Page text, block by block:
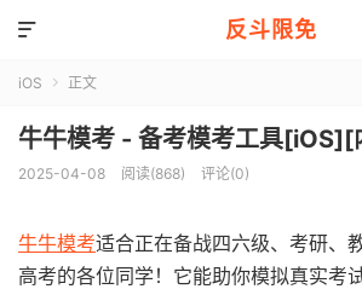
反斗限免

iOS  正文
牛牛模考 - 备考模考工具[iOS][
2025-04-08 阅读(868) 评论(0)
牛牛模考适合正在备战四六级、考研、
高考的各位同学！它能助你模拟真实考